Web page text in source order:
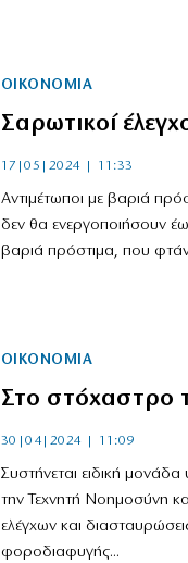
ΟΙΚΟΝΟΜΙΑ
Σαρωτικοί
17|05|2024 | 11:33
Αντιμέτωποι με βαριά
δεν θα ενεργοποιήσουν
βαριά πρόστιμα, που
ΟΙΚΟΝΟΜΙΑ
Στο στόχαστρο
30|04|2024 | 11:09
Συστήνεται ειδική
την Τεχνητή Νοημοσύνη
ελέγχων και
φοροδιαφυγής...